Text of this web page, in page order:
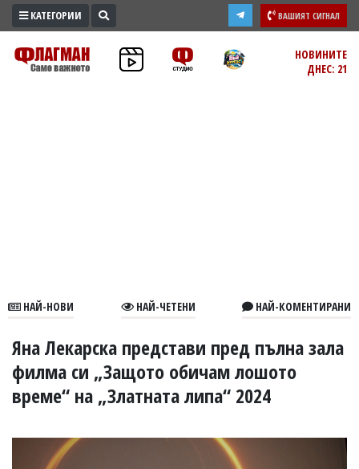
ПРОМО
ЗОНА
В
УКРАЙНА
СПОРТ
РАЗСЛЕДВАНЕ
БИЗНЕС
КАТЕГОРИИ ВАШИЯТ СИГНАЛ
НОВИНИТЕ
ДНЕС: 21
НАЙ-НОВИ НАЙ-ЧЕТЕНИ НАЙ-КОМЕНТИРАНИ
Яна Лекарска представи пред пълна зала
филма си „Защото обичам лошото
време“ на „Златната липа“ 2024